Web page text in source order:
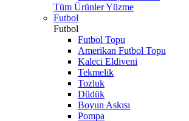
Tüm Ürünler Yüzme
Futbol
Futbol
Futbol Topu
Amerikan Futbol Topu
Kaleci Eldiveni
Tekmelik
Tozluk
Düdük
Boyun Askısı
Pompa